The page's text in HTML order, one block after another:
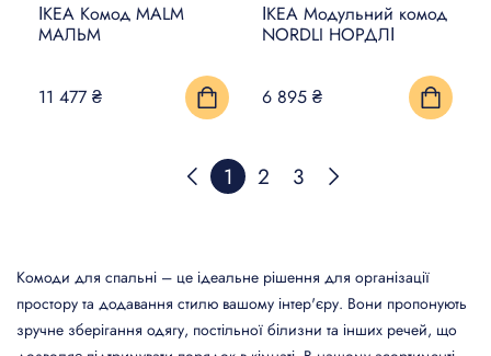
ІКЕА Комод MALM
МАЛЬМ
11 477 ₴
ІКЕА Модульний комод
NORDLI НОРДЛІ
6 895 ₴
1 2 3
Комоди для спальні – це ідеальне рішення для організації
простору та додавання стилю вашому інтер'єру. Вони пропонують
зручне зберігання одягу, постільної білизни та інших речей, що